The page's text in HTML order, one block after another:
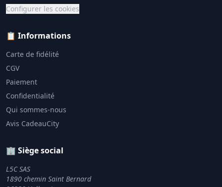
Configurer les cookies
📋 Informations
Carte de fidélité
CGV
Paiement
Confidentialité
Qui sommes-nous
Avis CadeauCity
🏢 Siège social
L5C SAS
1890 chemin Saint Bernard